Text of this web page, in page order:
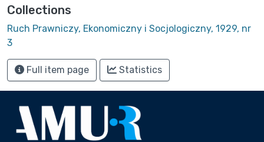
Collections
Ruch Prawniczy, Ekonomiczny i Socjologiczny, 1929, nr
3
Full item page Statistics